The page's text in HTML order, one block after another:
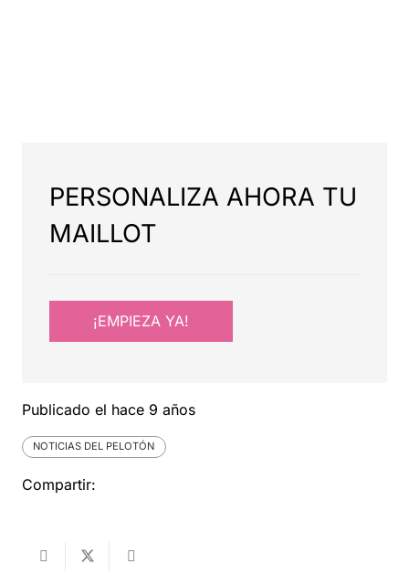
PERSONALIZA AHORA TU
MAILLOT
¡EMPIEZA YA!
Publicado el hace 9 años
NOTICIAS DEL PELOTÓN
Compartir: